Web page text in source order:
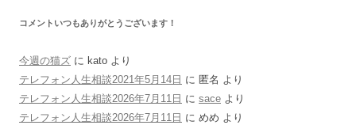
コメントいつもありがとうございます！
今週の猫ズ に kato より
テレフォン人生相談2021年5月14日 に 匿名 より
テレフォン人生相談2026年7月11日 に sace より
テレフォン人生相談2026年7月11日 に めめ より